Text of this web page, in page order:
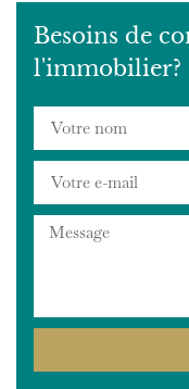
Besoins de
l'immobilier?